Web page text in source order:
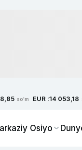
so'm EUR :14 053,18
Osiyo